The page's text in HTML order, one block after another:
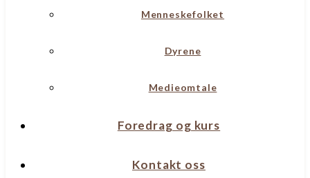
Menneskefolket
Dyrene
Medieomtale
Foredrag og kurs
Kontakt oss